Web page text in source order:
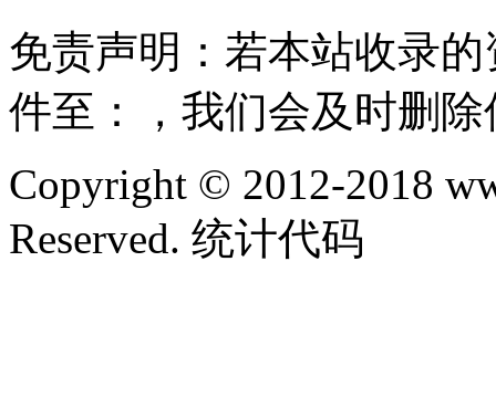
免责声明：若本站收录
件至：，我们会及时删
Copyright © 2012-2018
Reserved. 统计代码